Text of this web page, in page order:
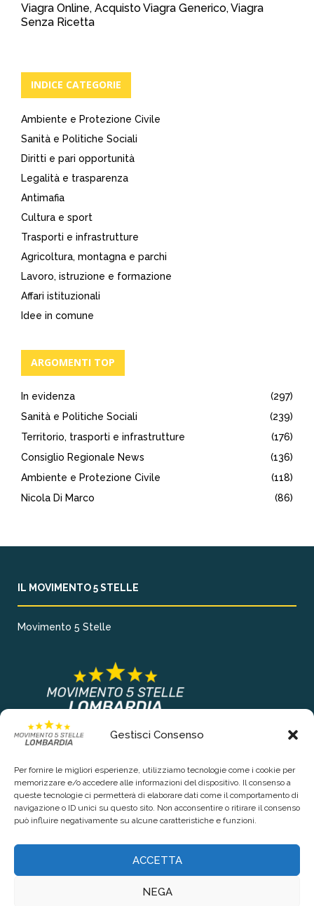
Gestisci Consenso
Per fornire le migliori esperienze, utilizziamo tecnologie come i cookie per
memorizzare e/o accedere alle informazioni del dispositivo. Il consenso a
queste tecnologie ci permetterà di elaborare dati come il comportamento di
navigazione o ID unici su questo sito. Non acconsentire o ritirare il consenso
può influire negativamente su alcune caratteristiche e funzioni.
ACCETTA
NEGA
Viagra Online, Acquisto Viagra Generico, Viagra
Senza Ricetta
INDICE CATEGORIE
Ambiente e Protezione Civile
Sanità e Politiche Sociali
Diritti e pari opportunità
Legalità e trasparenza
Antimafia
Cultura e sport
Trasporti e infrastrutture
Agricoltura, montagna e parchi
Lavoro, istruzione e formazione
Affari istituzionali
Idee in comune
ARGOMENTI TOP
In evidenza
(297)
Sanità e Politiche Sociali
(239)
Territorio, trasporti e infrastrutture
(176)
Consiglio Regionale News
(136)
Ambiente e Protezione Civile
(118)
Nicola Di Marco
(86)
IL MOVIMENTO 5 STELLE
Movimento 5 Stelle
COLLEGAMENTI PRINCIPALI
Contattaci
Privacy Policy